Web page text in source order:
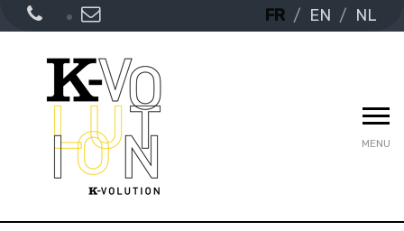
FR EN NL
MENU